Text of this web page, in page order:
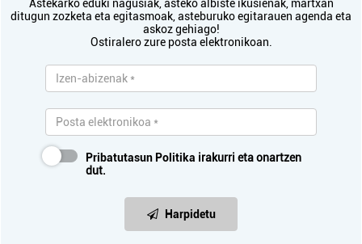
Astekarko eduki nagusiak, asteko albiste ikusienak, martxan
ditugun zozketa eta egitasmoak, asteburuko egitarauen agenda eta
askoz gehiago!
Ostiralero zure posta elektronikoan.
Pribatutasun Politika irakurri eta onartzen
dut.
Harpidetu